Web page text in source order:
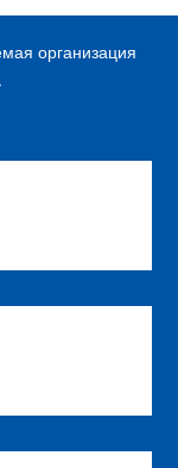
организация